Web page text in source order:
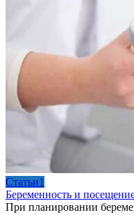
Cтатьи1
Беременность и
При планировании